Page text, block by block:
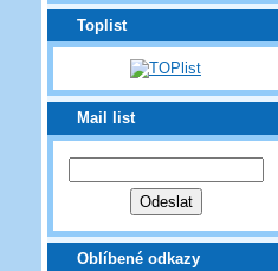
Toplist
Mail list
Oblíbené odkazy